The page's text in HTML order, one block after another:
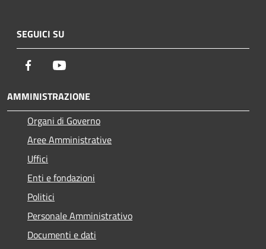
SEGUICI SU
Facebook
AMMINISTRAZIONE
Organi di Governo
Aree Amministrative
Uffici
Enti e fondazioni
Politici
Personale Amministrativo
Documenti e dati